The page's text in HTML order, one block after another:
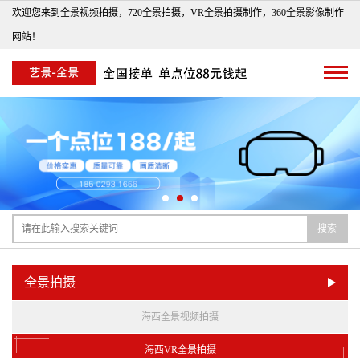
欢迎您来到全景视频拍摄，720全景拍摄，VR全景拍摄制作，360全景影像制作
网站！
搜索
全景拍摄
海西全景视频拍摄
海西VR全景拍摄